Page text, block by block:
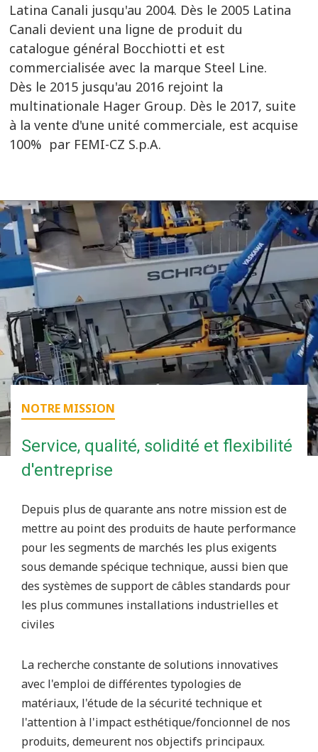
Latina Canali jusqu'au 2004. Dès le 2005 Latina
Canali devient una ligne de produit du
catalogue général Bocchiotti et est
commercialisée avec la marque Steel Line.
Dès le 2015 jusqu'au 2016 rejoint la
multinationale Hager Group. Dès le 2017, suite
à la vente d'une unité commerciale, est acquise
100% par FEMI-CZ S.p.A.
NOTRE MISSION
Service, qualité, solidité et flexibilité
d'entreprise
Depuis plus de quarante ans notre mission est de
mettre au point des produits de haute performance
pour les segments de marchés les plus exigents
sous demande spécique technique, aussi bien que
des systèmes de support de câbles standards pour
les plus communes installations industrielles et
civiles
La recherche constante de solutions innovatives
avec l'emploi de différentes typologies de
matériaux, l'étude de la sécurité technique et
l'attention à l'impact esthétique/foncionnel de nos
produits, demeurent nos objectifs principaux.